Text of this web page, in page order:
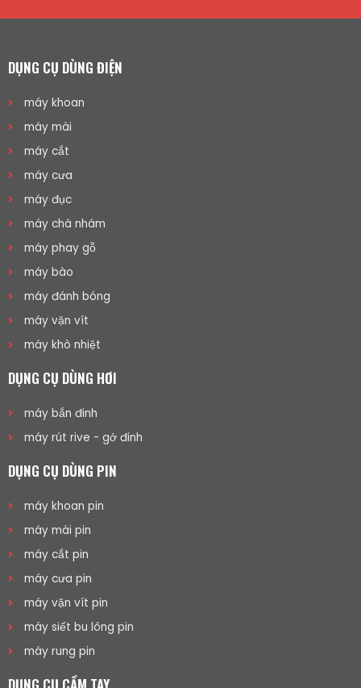
DỤNG CỤ DÙNG ĐIỆN
máy khoan
máy mài
máy cắt
máy cưa
máy đục
máy chà nhám
máy phay gỗ
máy bào
máy đánh bóng
máy vặn vít
máy khò nhiệt
DỤNG CỤ DÙNG HƠI
máy bắn đinh
máy rút rive - gở đinh
DỤNG CỤ DÙNG PIN
máy khoan pin
máy mài pin
máy cắt pin
máy cưa pin
máy vặn vít pin
máy siết bu lông pin
máy rung pin